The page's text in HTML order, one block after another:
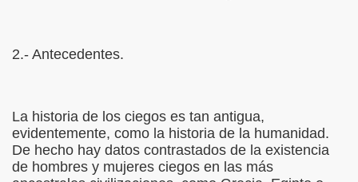
2.- Antecedentes.
La historia de los ciegos es tan antigua,
evidentemente, como la historia de la humanidad.
De hecho hay datos contrastados de la existencia
de hombres y mujeres ciegos en las más
Fundamento Y Sentimientos (Samuel Rodríguez
(Rogelio Muñoz Martínez)